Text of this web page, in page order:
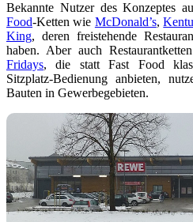
Bekannte Nutzer des Konzeptes
Food-Ketten wie McDonald’s,
King, deren freistehende
haben. Aber auch
Fridays, die statt Fast Food
Sitzplatz-Bedienung anbieten,
Bauten in Gewerbegebieten.